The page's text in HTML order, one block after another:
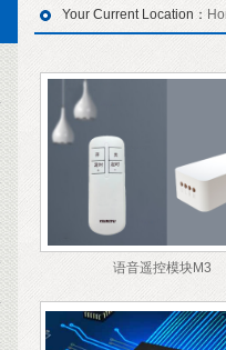
Your Current Location：
语音遥控模块M3